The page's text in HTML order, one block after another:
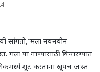
सांगतो,”मला नवनवीन
या गाण्यासाठी विचारण्यात
शूट करताना खूपच जास्त